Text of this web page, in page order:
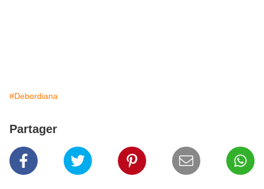
#Debordiana
Partager